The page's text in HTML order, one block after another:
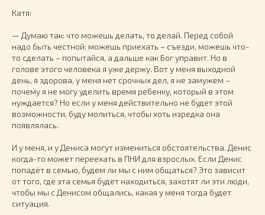
Катя:
— Думаю так: что можешь делать, то делай. Перед собой
надо быть честной: можешь приехать – съезди, можешь что-
то сделать – попытайся, а дальше как Бог управит. Но в
голове этого человека я уже держу. Вот у меня выходной
день, я здорова, у меня нет срочных дел, я не замужем –
почему я не могу уделить время ребенку, который в этом
нуждается? Но если у меня действительно не будет этой
возможности, буду молиться, чтобы хоть изредка она
появлялась.
И у меня, и у Дениса могут измениться обстоятельства. Денис
когда-то может переехать в ПНИ для взрослых. Если Денис
попадёт в семью, будем ли мы с ним общаться? Это зависит
от того, где эта семья будет находиться, захотят ли эти люди,
чтобы мы с Денисом общались, какая у меня тогда будет
ситуация.